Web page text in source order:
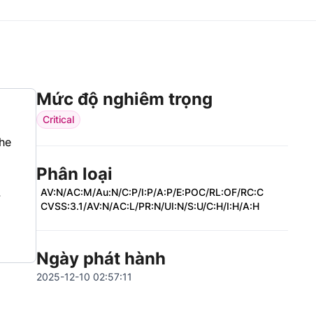
Mức độ nghiêm trọng
Critical
Phân loại
AV:N/AC:M/Au:N/C:P/I:P/A:P/E:POC/RL:OF/RC:C
CVSS:3.1/AV:N/AC:L/PR:N/UI:N/S:U/C:H/I:H/A:H
Ngày phát hành
2025-12-10 02:57:11